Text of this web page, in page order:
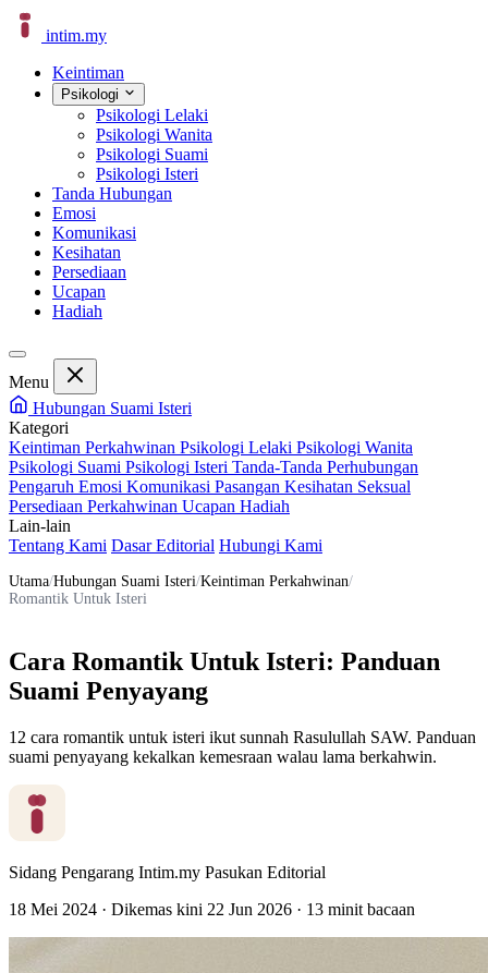
intim.my
Keintiman
Psikologi
Psikologi Lelaki
Psikologi Wanita
Psikologi Suami
Psikologi Isteri
Tanda Hubungan
Emosi
Komunikasi
Kesihatan
Persediaan
Ucapan
Hadiah
Menu
Hubungan Suami Isteri
Kategori
Keintiman Perkahwinan Psikologi Lelaki Psikologi Wanita
Psikologi Suami Psikologi Isteri Tanda-Tanda Perhubungan
Pengaruh Emosi Komunikasi Pasangan Kesihatan Seksual
Persediaan Perkahwinan Ucapan Hadiah
Lain-lain
Tentang Kami Dasar Editorial Hubungi Kami
Utama/Hubungan Suami Isteri/Keintiman Perkahwinan/
Romantik Untuk Isteri
Cara Romantik Untuk Isteri: Panduan
Suami Penyayang
12 cara romantik untuk isteri ikut sunnah Rasulullah SAW. Panduan
suami penyayang kekalkan kemesraan walau lama berkahwin.
Sidang Pengarang Intim.my Pasukan Editorial
18 Mei 2024 · Dikemas kini 22 Jun 2026 · 13 minit bacaan